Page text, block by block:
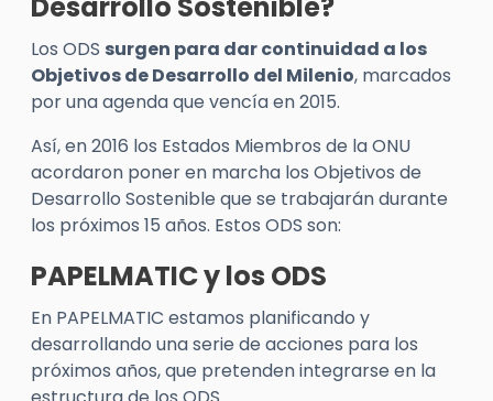
Los ODS surgen para dar continuidad a los
Objetivos de Desarrollo del Milenio, marcados
por una agenda que vencía en 2015.
Así, en 2016 los Estados Miembros de la ONU
acordaron poner en marcha los Objetivos de
Desarrollo Sostenible que se trabajarán durante
los próximos 15 años. Estos ODS son:
PAPELMATIC y los ODS
En PAPELMATIC estamos planificando y
desarrollando una serie de acciones para los
próximos años, que pretenden integrarse en la